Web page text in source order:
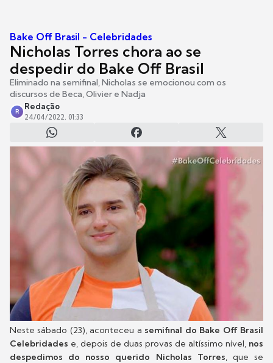
Bake Off Brasil - Celebridades
Nicholas Torres chora ao se
despedir do Bake Off Brasil
Eliminado na semifinal, Nicholas se emocionou com os
discursos de Beca, Olivier e Nadja
R
Redação
24/04/2022, 01:33
Neste sábado (23), aconteceu a semifinal do Bake Off Brasil
Celebridades e, depois de duas provas de altíssimo nível, nos
despedimos do nosso querido Nicholas Torres, que se